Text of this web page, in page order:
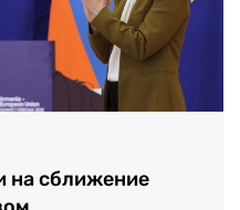
на сближение